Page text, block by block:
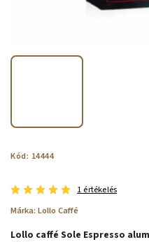
Kód: 14444
1 értékelés
Márka: Lollo Caffé
Lollo caffé Sole Espresso